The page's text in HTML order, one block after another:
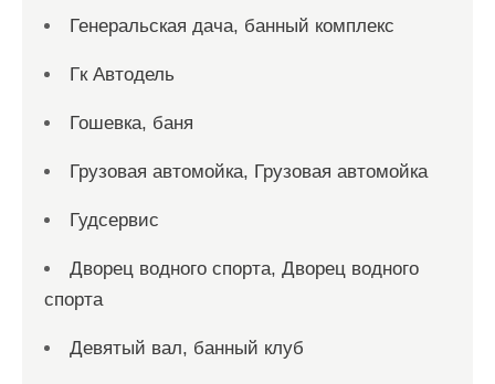
Генеральская дача, банный комплекс
Гк Автодель
Гошевка, баня
Грузовая автомойка, Грузовая автомойка
Гудсервис
Дворец водного спорта, Дворец водного
спорта
Девятый вал, банный клуб